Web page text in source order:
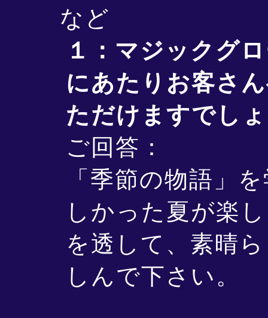
など
１：マジックグ
にあたりお客さ
ただけますでし
ご回答：
「季節の物語」
しかった夏が楽
を透して、素晴
しんで下さい。